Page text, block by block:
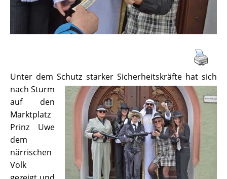
Unter dem Schutz starker Sicherheitskräfte hatsich
nach Sturm
auf den
Marktplatz
Prinz Uwe
dem
närrischen
Volk